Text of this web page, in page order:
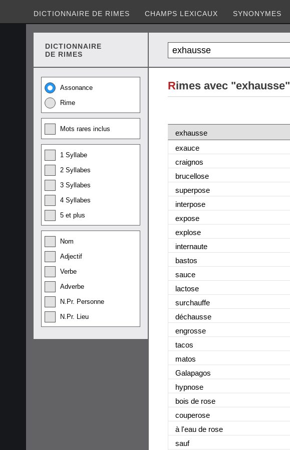
DICTIONNAIRE DE RIMES CHAMPS LEXICAUX SYNONYMES
DICTIONNAIRE
DE RIMES
Assonance
Rime
Mots rares inclus
1 Syllabe
2 Syllabes
3 Syllabes
4 Syllabes
5 et plus
Nom
Adjectif
Verbe
Adverbe
N.Pr. Personne
N.Pr. Lieu
Rimes avec "exhausse"
exhausse
exauce
craignos
brucellose
superpose
interpose
expose
explose
internaute
bastos
sauce
lactose
surchauffe
déchausse
engrosse
tacos
matos
Galapagos
hypnose
bois de rose
couperose
à l'eau de rose
sauf